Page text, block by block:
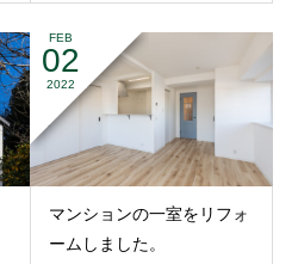
FEB
02
2022
マンションの一室をリフォ
ームしました。